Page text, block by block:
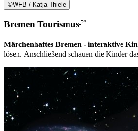
©WFB / Katja Thiele
Bremen Tourismus
Märchenhaftes Bremen - interaktive
lösen. Anschließend schauen die Kinder